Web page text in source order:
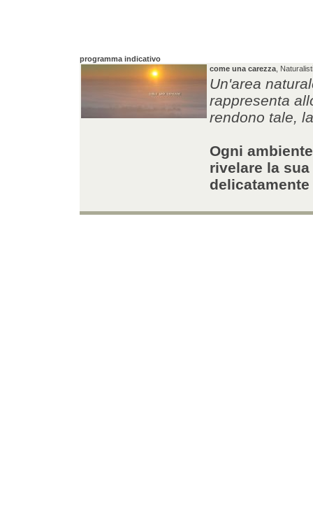
programma indicativo
come una carezza ,
Un'area
rappresenta
rendono tale,
Ogni
rivelare la